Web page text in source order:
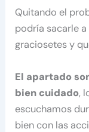
Quitando el
podría sacarle a
graciosetes y
El apartado
bien cuidado,
escuchamos
bien con las